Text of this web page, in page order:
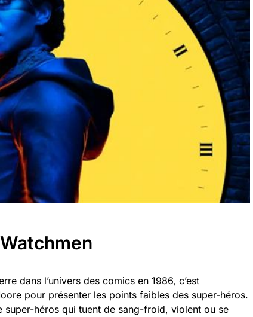
dans l’univers des comics en 1986, c’est
pour présenter les points faibles des super-héros.
super-héros qui tuent de sang-froid, violent ou se